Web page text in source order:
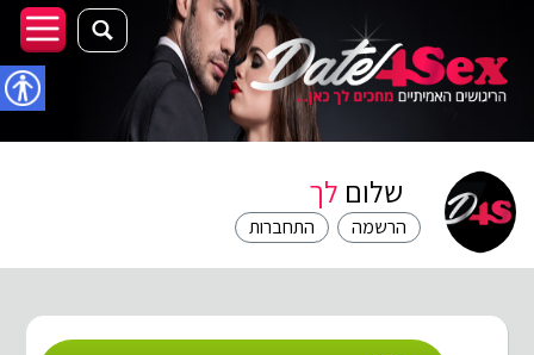
שלום לך
התחברות הרשמה